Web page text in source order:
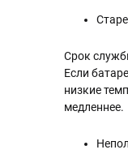
Срок
Если
низкие
медленнее.